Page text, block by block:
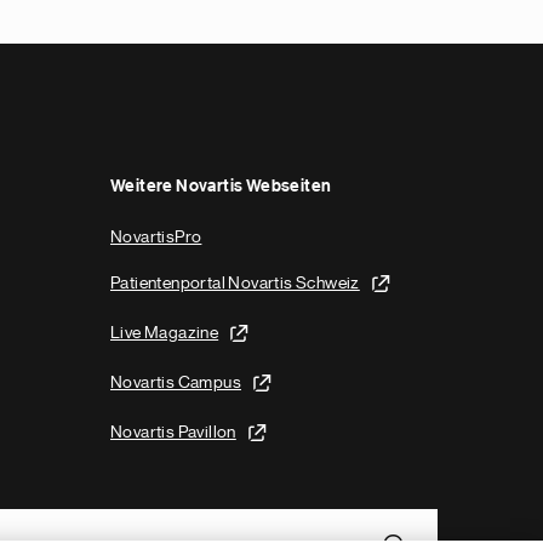
Weitere Novartis Webseiten
NovartisPro
Patientenportal Novartis Schweiz
Live Magazine
Novartis Campus
Novartis Pavillon